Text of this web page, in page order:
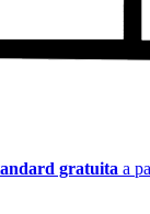
gratuita a